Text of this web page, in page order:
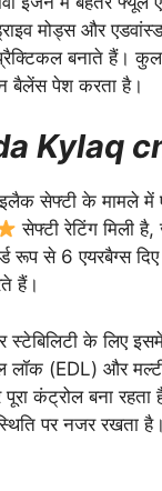
मोड्स और
बनाते हैं।
बैलेंस पेश करता है।
Kylaq
सेफ्टी के मामले
सेफ्टी रेटिंग मिली
रूप से 6 एयरबैग्स
हैं।
स्टेबिलिटी के लिए
लॉक (EDL) और
पूरा कंट्रोल बना
पर नजर रखता है।